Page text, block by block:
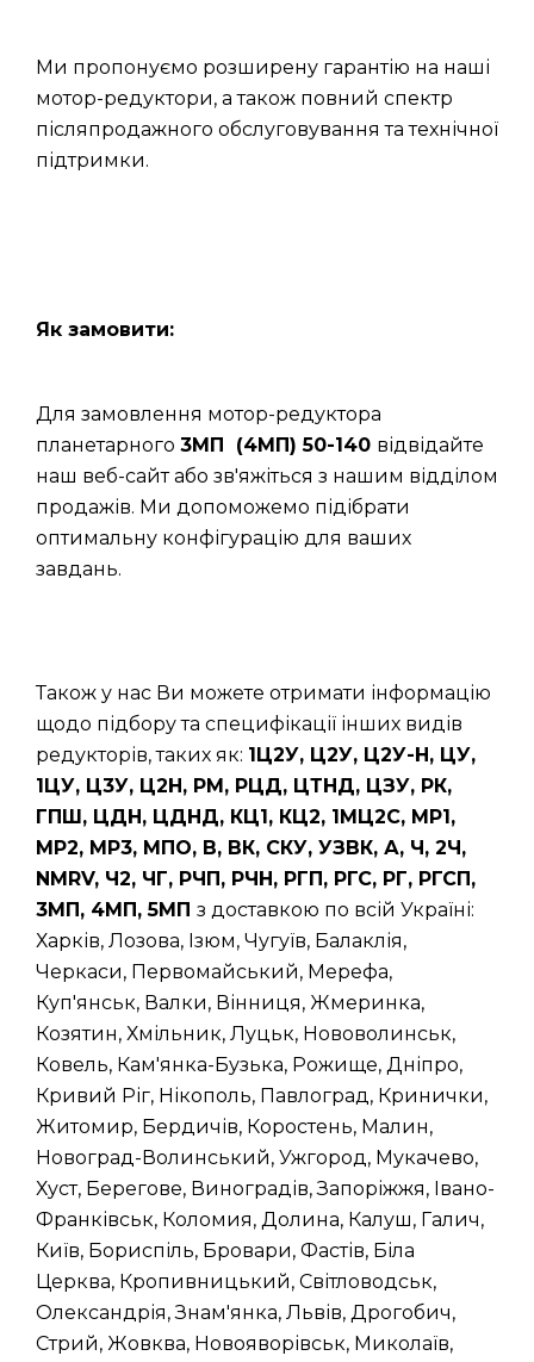
Ми пропонуємо розширену гарантію на наші
мотор-редуктори, а також повний спектр
післяпродажного обслуговування та технічної
підтримки.
Як замовити:
Для замовлення мотор-редуктора
планетарного 3МП (4МП) 50-140 відвідайте
наш веб-сайт або зв'яжіться з нашим відділом
продажів. Ми допоможемо підібрати
оптимальну конфігурацію для ваших
завдань.
Також у нас Ви можете отримати інформацію
щодо підбору та специфікації інших видів
редукторів, таких як: 1Ц2У, Ц2У, Ц2У-Н, ЦУ,
1ЦУ, Ц3У, Ц2Н, РМ, РЦД, ЦТНД, ЦЗУ, РК,
ГПШ, ЦДН, ЦДНД, КЦ1, КЦ2, 1МЦ2С, МР1,
МР2, МР3, МПО, В, ВК, СКУ, УЗВК, А, Ч, 2Ч,
NMRV, Ч2, ЧГ, РЧП, РЧН, РГП, РГС, РГ, РГСП,
3МП, 4МП, 5МП з доставкою по всій Україні:
Харків, Лозова, Ізюм, Чугуїв, Балаклія,
Черкаси, Первомайський, Мерефа,
Куп'янськ, Валки, Вінниця, Жмеринка,
Козятин, Хмільник, Луцьк, Нововолинськ,
Ковель, Кам'янка-Бузька, Рожище, Дніпро,
Кривий Ріг, Нікополь, Павлоград, Кринички,
Житомир, Бердичів, Коростень, Малин,
Новоград-Волинський, Ужгород, Мукачево,
Хуст, Берегове, Виноградів, Запоріжжя, Івано-
Франківськ, Коломия, Долина, Калуш, Галич,
Київ, Бориспіль, Бровари, Фастів, Біла
Церква, Кропивницький, Світловодськ,
Олександрія, Знам'янка, Львів, Дрогобич,
Стрий, Жовква, Новояворівськ, Миколаїв,